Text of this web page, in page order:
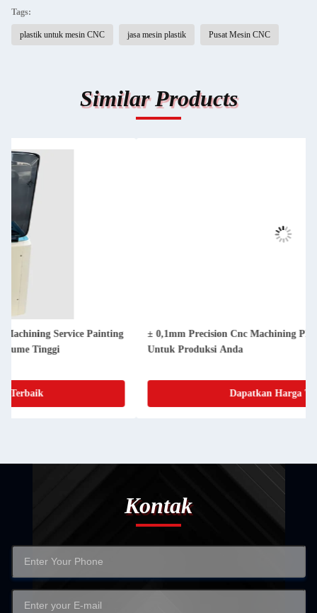
Tags:
plastik untuk mesin CNC jasa mesin plastik Pusat Mesin CNC
Similar Products
± 0,1mm Precision Cnc Machining Plastik Akrilik PMMA
Untuk Produksi Anda
Kontak